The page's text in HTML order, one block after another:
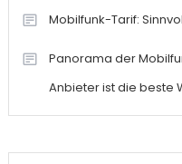
Mobilfunk-Tarif:
Panorama der
Anbieter ist die beste